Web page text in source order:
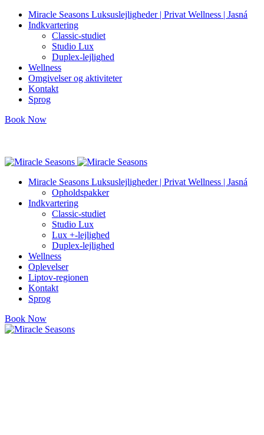
Miracle Seasons Luksuslejligheder | Privat Wellness | Jasná
Indkvartering
Classic-studiet
Studio Lux
Duplex-lejlighed
Wellness
Omgivelser og aktiviteter
Kontakt
Sprog
Book Now
Miracle Seasons Luksuslejligheder | Privat Wellness | Jasná
Opholdspakker
Indkvartering
Classic-studiet
Studio Lux
Lux +-lejlighed
Duplex-lejlighed
Wellness
Oplevelser
Liptov-regionen
Kontakt
Sprog
Book Now